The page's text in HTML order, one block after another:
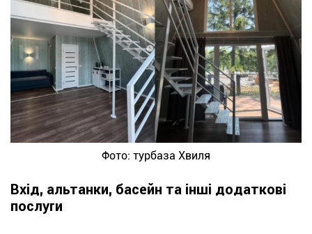
Фото: турбаза Хвиля
Вхід, альтанки, басейн та інші додаткові
послуги